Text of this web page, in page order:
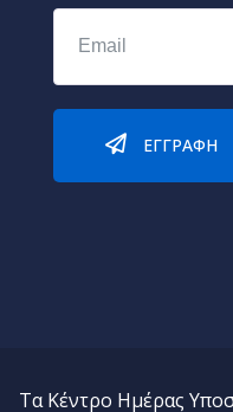
ΕΓΓΡΑΦΉ
Τα Κέντρο Ημέρας